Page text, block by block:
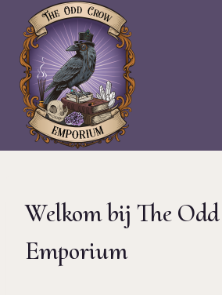
Doorgaan
naar
inhoud
Welkom bij The
Emporium